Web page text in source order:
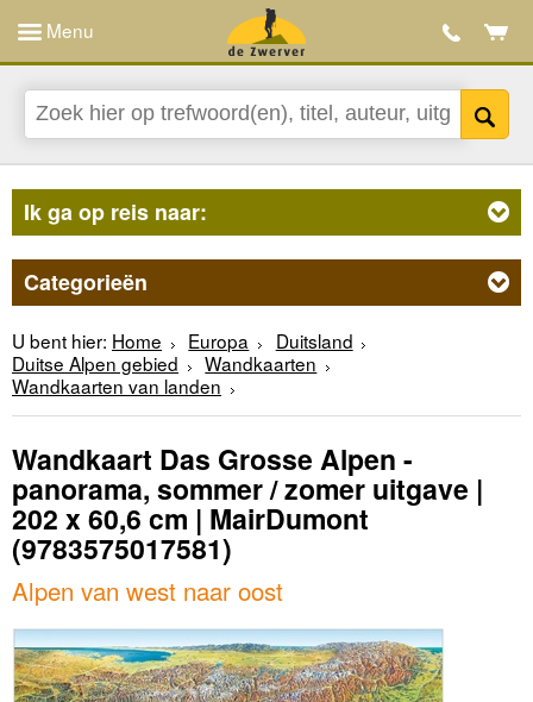
Menu
Ik ga op reis naar:
Categorieën
U bent hier: Home Europa
Duitsland
Duitse Alpen gebied
Wandkaarten
Wandkaarten van landen
Wandkaart Das Grosse Alpen -
panorama, sommer / zomer uitgave |
202 x 60,6 cm | MairDumont
(9783575017581)
Alpen van west naar oost